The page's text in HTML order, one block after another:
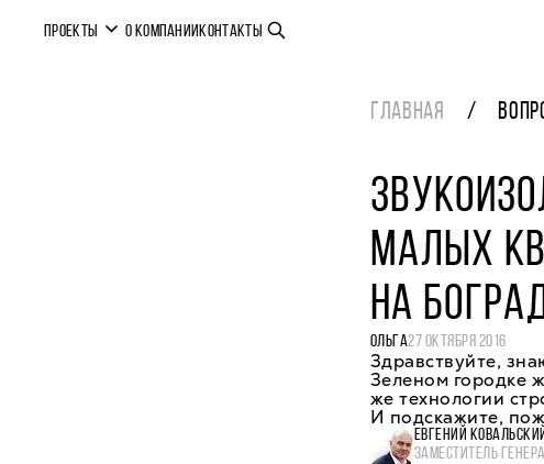
ПРОЕКТЫ О КОМПАНИИКОНТАКТЫ
ГЛАВНАЯ
МАЛЫХ
НА
ОЛЬГА27 ОКТЯБРЯ 2016
Здравствуйте,
Зеленом городке
же технологии
И подскажите,
ЕВГЕНИЙ КОВАЛЬСКИЙ
ЗАМЕСТИТЕЛЬ